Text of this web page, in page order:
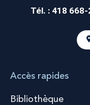
Tél. : 418
Accès rapides
Bibliothèque